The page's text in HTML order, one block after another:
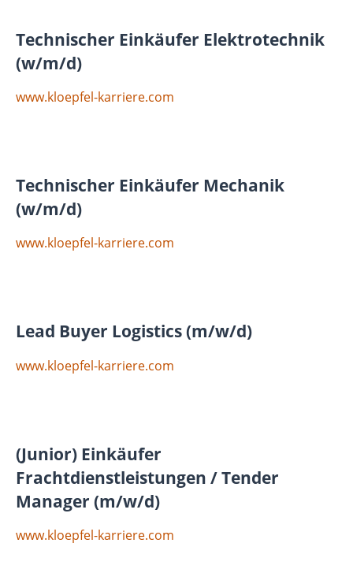
Technischer Einkäufer Elektrotechnik
(w/m/d)
www.kloepfel-karriere.com
Technischer Einkäufer Mechanik
(w/m/d)
www.kloepfel-karriere.com
Lead Buyer Logistics (m/w/d)
www.kloepfel-karriere.com
(Junior) Einkäufer
Frachtdienstleistungen / Tender
Manager (m/w/d)
www.kloepfel-karriere.com